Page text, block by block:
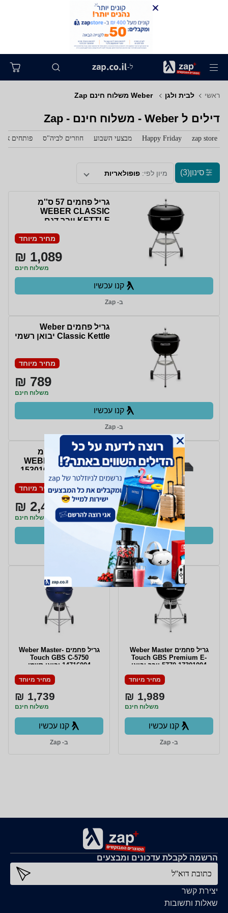
ל-
ראשי לבית ולגן ‏ Weber משלוח חינם Zap
דילים ל‏ Weber - משלוח חינם - Zap
zap store
Happy Friday מבצעי השבוע חוזרים לביה"ס פותחים את
סינון(3) מיון לפי: פופולאריות
גריל פחמים 57 ס''מ
WEBER CLASSIC
KETTLE וובר דגם
מחיר מיוחד
1,089 ₪
משלוח חינם
קנו עכשיו
ב- Zap
גריל ‏פחמים Weber
Classic Kettle יבואן רשמי
מחיר מיוחד
789 ₪
משלוח חינם
קנו עכשיו
ב- Zap
גריל פחמים 57 ס''מ
WEBER PERFORMER
GBS וובר דגם 15301004
מחיר מיוחד
2,489 ₪
משלוח חינם
קנו עכשיו
ב- Zap
‏גריל ‏פחמים Weber Master
Touch GBS Premium E-
5770 17301004 וובר יבואן
רשמי
מחיר מיוחד
1,989 ₪
משלוח חינם
קנו עכשיו
ב- Zap
‏גריל ‏פחמים Weber Master-
Touch GBS C-5750
14716004 יבואן רשמי
מחיר מיוחד
1,739 ₪
משלוח חינם
קנו עכשיו
ב- Zap
יצירת קשר
שאלות ותשובות
הרשמה לקבלת עדכונים ומבצעים
כתובת דוא''ל